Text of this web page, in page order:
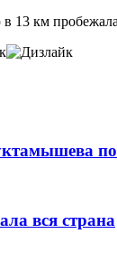
км пробежала
вся страна